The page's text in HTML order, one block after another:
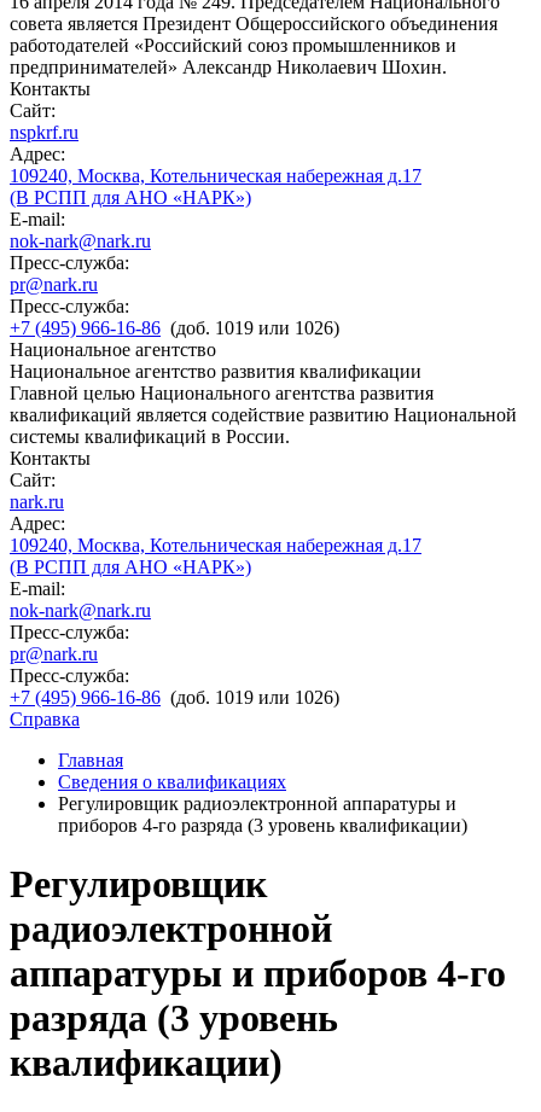
совета является Президент Общероссийского объединения
работодателей «Российский союз промышленников и
предпринимателей» Александр Николаевич Шохин.
Контакты
Сайт:
nspkrf.ru
Адрес:
109240, Москва, Котельническая набережная д.17
(В РСПП для АНО «НАРК»)
E-mail:
nok-nark@nark.ru
Пресс-служба:
pr@nark.ru
Пресс-служба:
+7 (495) 966-16-86 (доб. 1019 или 1026)
Национальное агентство
Национальное агентство развития квалификации
Главной целью Национального агентства развития
квалификаций является содействие развитию Национальной
системы квалификаций в России.
Контакты
Сайт:
nark.ru
Адрес:
109240, Москва, Котельническая набережная д.17
(В РСПП для АНО «НАРК»)
E-mail:
nok-nark@nark.ru
Пресс-служба:
pr@nark.ru
Пресс-служба:
+7 (495) 966-16-86 (доб. 1019 или 1026)
Справка
Главная
Сведения о квалификациях
Регулировщик радиоэлектронной аппаратуры и
приборов 4-го разряда (3 уровень квалификации)
Регулировщик
радиоэлектронной
аппаратуры и приборов 4-го
разряда (3 уровень
квалификации)